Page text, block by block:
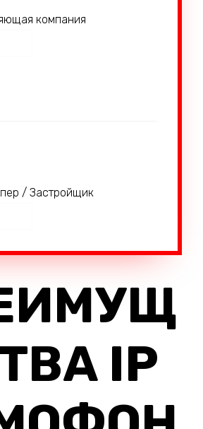
компания
/ Застройщик
IP